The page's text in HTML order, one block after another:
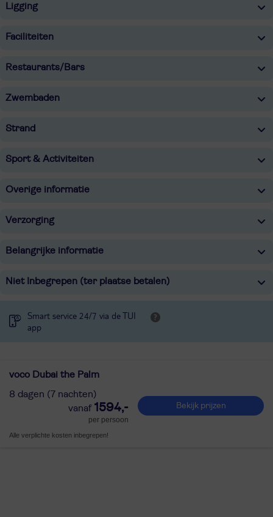
Ligging
Faciliteiten
Restaurants/Bars
Zwembaden
Strand
Sport & Activiteiten
Overige informatie
Verzorging
Belangrijke informatie
Niet Inbegrepen (ter plaatse betalen)
Smart service 24/7 via de TUI
app
voco Dubai the Palm
8 dagen (7 nachten)
1594,-
per persoon
Bekijk prijzen
Alle verplichte kosten inbegrepen!